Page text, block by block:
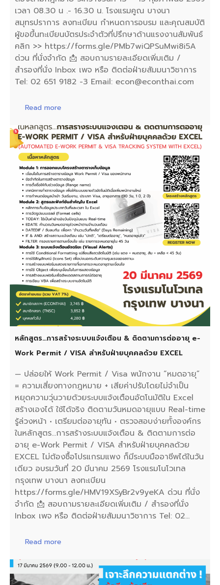
เวลา 08.30 น .- 16.30 น. โรงแรมคูณ บางนา
สมุทรปราการ ลงทะเบียน กำหนดการอบรม และคุณสมบัติ
ผู้ขอขึ้นทะเบียนบัตรประจำตัวที่ปรึกษาด้านแรงงานสัมพันธ์
คลิก >> https://forms.gle/PMb7wiQPSuMwi8i5A
ด่วน ที่นั่งจำกัด 📩 สอบถามรายละเอียดเพิ่มเติม /
สำรองที่นั่ง Inbox เพจ หรือ ติดต่อฝ่ายสัมมนาวิชาการ
Tel: 02 651 9182 -3 Email: econ@econthai.com
Read more
หลักสูตร…การสร้างระบบแจ้งเตือน & ติดตามการต่ออายุ e-
Work Permit / VISA สำหรับฝ่ายบุคคลด้วย EXCEL
— ปล่อยให้ Work Permit / Visa พนักงาน “หมดอายุ”
= ความเสี่ยงทางกฎหมาย + เสียค่าปรับโดยไม่จำเป็น
หยุดความวุ่นวายด้วยระบบแจ้งเตือนอัตโนมัติใน Excel
สร้างเองได้ ใช้ได้จริง ติดตามวันหมดอายุแบบ Real-time
รู้ล่วงหน้า • เตรียมต่ออายุทัน • ตรวจสอบง่ายทั้งองค์กร
ในหลักสูตร…การสร้างระบบแจ้งเตือน & ติดตามการต่อ
อายุ e-Work Permit / VISA สำหรับฝ่ายบุคคลด้วย
EXCEL ไม่ต้องซื้อโปรแกรมแพง ก็มีระบบมืออาชีพได้ในวัน
เดียว อบรมวันที่ 20 มีนาคม 2569 โรงแรมโนโวเทล
กรุงเทพ บางนา ลงทะเบียน
https://forms.gle/HMV19XSyBr2v9yeKA ด่วน ที่นั่ง
จำกัด 📩 สอบถามรายละเอียดเพิ่มเติม / สำรองที่นั่ง
Inbox เพจ หรือ ติดต่อฝ่ายสัมมนาวิชาการ Tel: 02…
Read more